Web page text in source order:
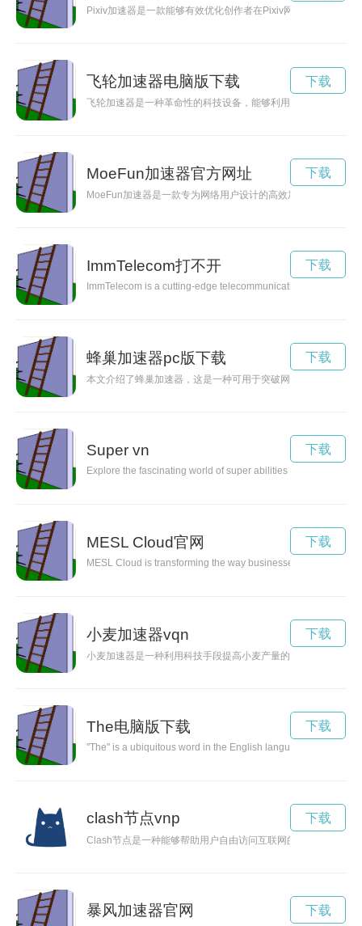
Pixiv加速器是一款能够有效优化创作者在Pixiv网站上的网络体
飞轮加速器电脑版下载
飞轮加速器是一种革命性的科技设备，能够利用旋转力以惊人
下载
MoeFun加速器官方网址
MoeFun加速器是一款专为网络用户设计的高效加速工具，通
下载
ImmTelecom打不开
ImmTelecom is a cutting-edge telecommunications company
下载
蜂巢加速器pc版下载
本文介绍了蜂巢加速器，这是一种可用于突破网络限制的新技
下载
Super vn
Explore the fascinating world of super abilities that lie within
下载
MESL Cloud官网
MESL Cloud is transforming the way businesses store and
下载
小麦加速器vqn
小麦加速器是一种利用科技手段提高小麦产量的新方法，通过
下载
The电脑版下载
"The" is a ubiquitous word in the English language, widely
下载
clash节点vnp
Clash节点是一种能够帮助用户自由访问互联网的工具，通过
下载
暴风加速器官网 下载